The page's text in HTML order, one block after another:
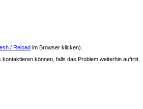
/ Reload im Browser klicken).
können, falls das Problem weiterhin auftritt.